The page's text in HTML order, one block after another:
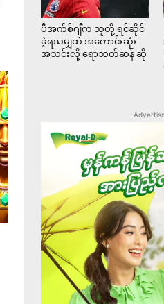
ပီအက်စ်ဂျီက သူတို့ ရင်ဆိုင်
ခဲ့ရသမျှထဲ အကောင်းဆုံး
အသင်းလို့ ရောဘတ်ဆန် ဆို